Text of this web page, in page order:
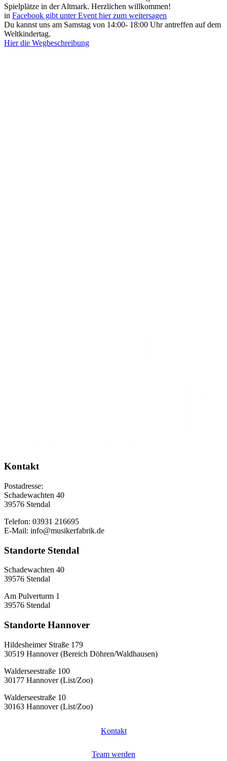
Spielplätze in der Altmark. Herzlichen willkommen!
in Facebook gibt unter Event hier zum weitersagen
Du kannst uns am Samstag von 14:00- 18:00 Uhr antreffen auf dem
Weltkindertag.
Hier die Wegbeschreibung
Kontakt
Postadresse:
Schadewachten 40
39576 Stendal
Telefon: 03931 216695
E-Mail: info@musikerfabrik.de
Standorte Stendal
Schadewachten 40
39576 Stendal
Am Pulverturm 1
39576 Stendal
Standorte Hannover
Hildesheimer Straße 179
30519 Hannover (Bereich Döhren/Waldhausen)
Walderseestraße 100
30177 Hannover (List/Zoo)
Walderseestraße 10
30163 Hannover (List/Zoo)
Kontakt
Team werden